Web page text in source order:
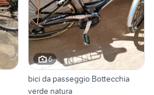
6
bici da passeggio Bottecchia
verde natura